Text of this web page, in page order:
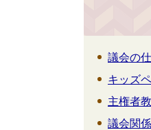
議会の
キッズ
主権者
議会関